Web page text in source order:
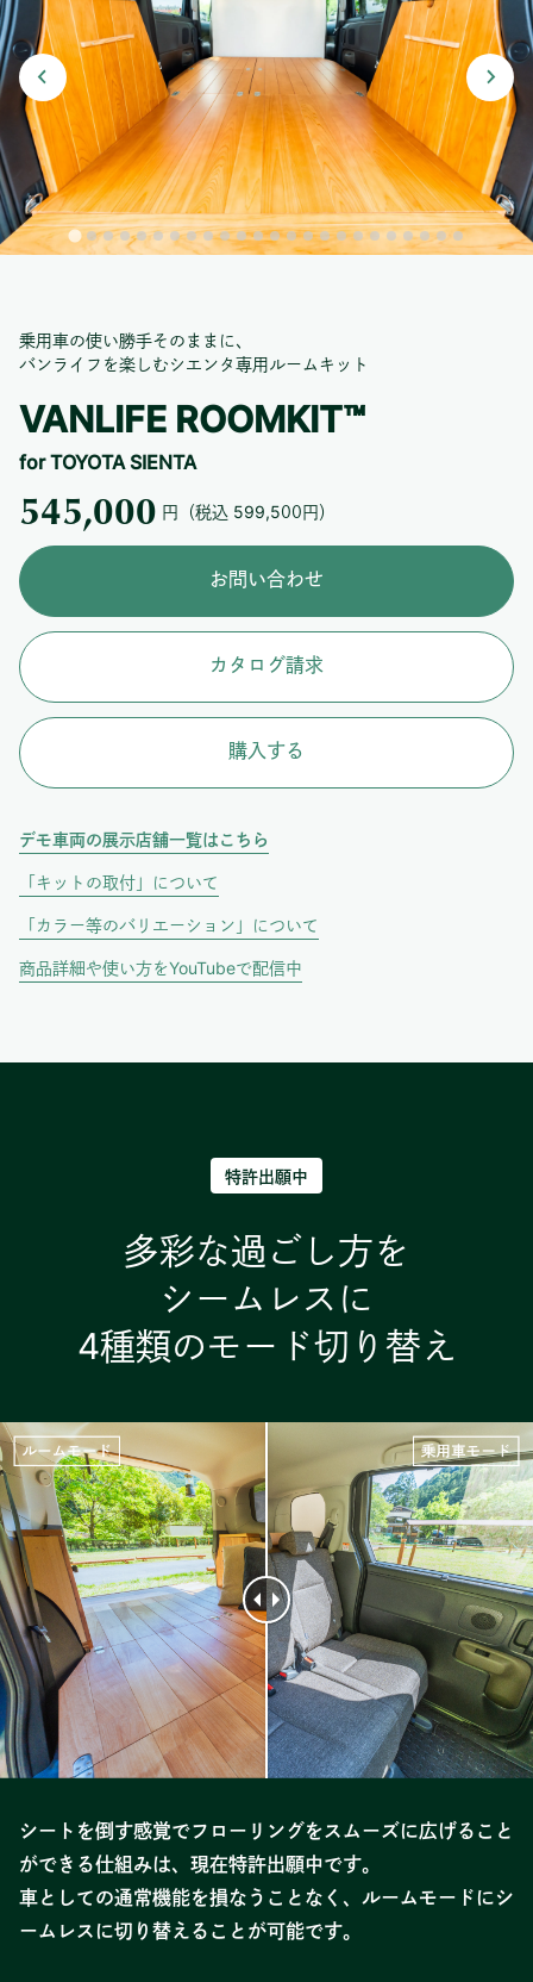
乗用車の使い勝手そのままに、
バンライフを楽しむシエンタ専用ルームキット
VANLIFE ROOMKIT™
for TOYOTA SIENTA
545,000 円（税込 599,500 円）
お問い合わせ
カタログ請求
購入する
デモ車両の展示店舗一覧はこちら
「キットの取付」について
「カラー等のバリエーション」について
商品詳細や使い方をYouTubeで配信中
特許出願中
多彩な過ごし方を
シームレスに
4種類のモード切り替え
シートを倒す感覚でフローリングをスムーズに広げること
ができる仕組みは、現在特許出願中です。
車としての通常機能を損なうことなく、ルームモードにシ
ームレスに切り替えることが可能です。